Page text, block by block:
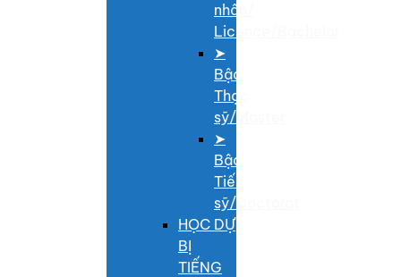
nhân/
Licence/Bachelor
➤
Bậc
Thạc
sỹ/Master
➤
Bậc
Tiến
sỹ/Doctorat
HỌC DỰ
BỊ
TIẾNG